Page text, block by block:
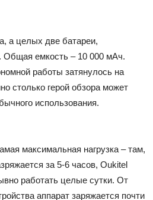
а целых две батареи,
Общая емкость – 10 000 мАч.
работы затянулось на
столько герой обзора может
использования.
максимальная нагрузка – там,
за 5-6 часов, Oukitel
работать целые сутки. От
аппарат заряжается почти